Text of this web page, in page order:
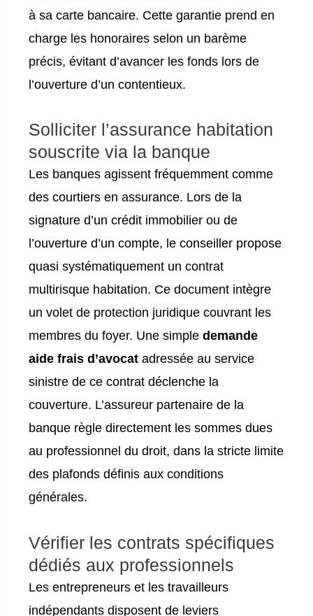
à sa carte bancaire. Cette garantie prend en
charge les honoraires selon un barème
précis, évitant d’avancer les fonds lors de
l’ouverture d’un contentieux.
Solliciter l’assurance habitation
souscrite via la banque
Les banques agissent fréquemment comme
des courtiers en assurance. Lors de la
signature d’un crédit immobilier ou de
l’ouverture d’un compte, le conseiller propose
quasi systématiquement un contrat
multirisque habitation. Ce document intègre
un volet de protection juridique couvrant les
membres du foyer. Une simpledemande
aide frais d’avocat adressée au service
sinistre de ce contrat déclenche la
couverture. L’assureur partenaire de la
banque règle directement les sommes dues
au professionnel du droit, dans la stricte limite
des plafonds définis aux conditions
générales.
Vérifier les contrats spécifiques
dédiés aux professionnels
Les entrepreneurs et les travailleurs
indépendants disposent de leviers